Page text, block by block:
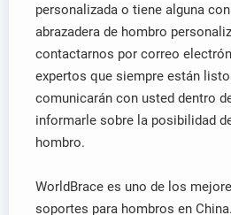
personalizada o tiene alguna
abrazadera de hombro
contactarnos por correo
expertos que siempre están
comunicarán con usted dentro
informarle sobre la posibilidad
hombro.
WorldBrace es uno de los
soportes para hombros en